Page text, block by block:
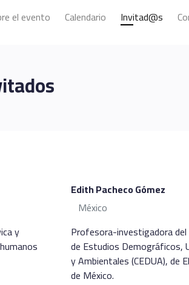
el evento Calendario Invitad@s
y
Edith Pacheco Gómez
México
Profesora-investigadora del
de Estudios Demográficos,
y Ambientales (CEDUA), de
de México.